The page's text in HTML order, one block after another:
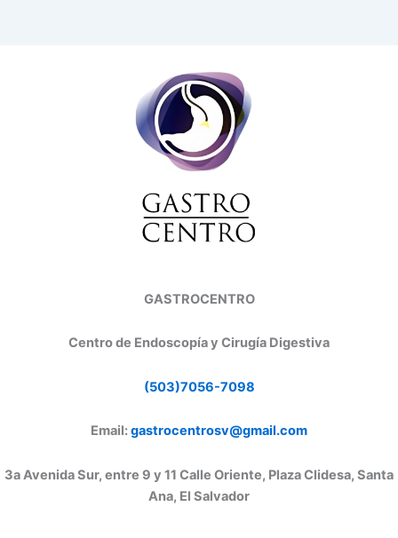
GASTROCENTRO
Centro de Endoscopía y Cirugía Digestiva
(503)7056-7098
Email:gastrocentrosv@gmail.com
3a Avenida Sur, entre 9 y 11 Calle Oriente, Plaza Clidesa, Santa
Ana, El Salvador